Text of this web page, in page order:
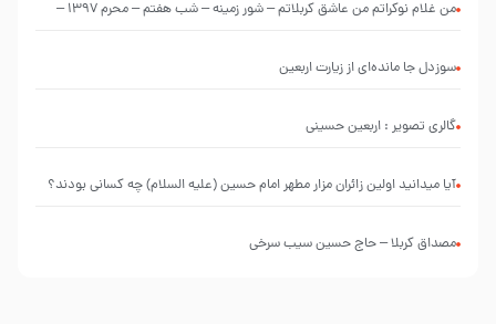
من غلام نوکراتم من عاشق کربلاتم – شور زمینه – شب هفتم – محرم 1397 –
سوزدل جا مانده‌ای از زیارت اربعین
گالری تصویر : اربعین حسینی
آیا میدانید اولین زائران مزار مطهر امام حسین (علیه السلام) چه کسانی بودند؟
مصداق کربلا – حاج حسین سیب سرخی